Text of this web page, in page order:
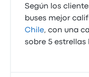
Según los
buses mejor
Chile, con una
sobre 5 estrellas